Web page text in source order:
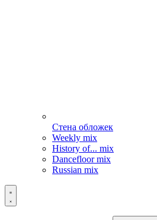
Стена обложек
Weekly mix
History of... mix
Dancefloor mix
Russian mix